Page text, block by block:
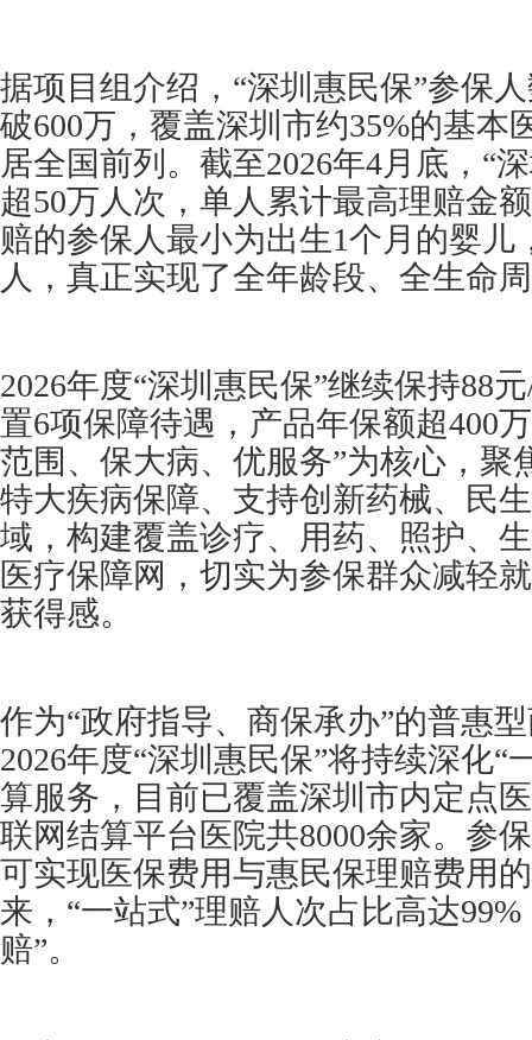
据项目组介绍，“深圳惠民保”参保
破600万，覆盖深圳市约35%的基本
居全国前列。截至2026年4月底，“
超50万人次，单人累计最高理赔金
赔的参保人最小为出生1个月的婴儿
人，真正实现了全年龄段、全生命
2026年度“深圳惠民保”继续保持88
置6项保障待遇，产品年保额超400
范围、保大病、优服务”为核心，聚
特大疾病保障、支持创新药械、民
域，构建覆盖诊疗、用药、照护、
医疗保障网，切实为参保群众减轻
获得感。
作为“政府指导、商保承办”的普惠
2026年度“深圳惠民保”将持续深化“
算服务，目前已覆盖深圳市内定点
联网结算平台医院共8000余家。参
可实现医保费用与惠民保理赔费用
来，“一站式”理赔人次占比高达
赔”。